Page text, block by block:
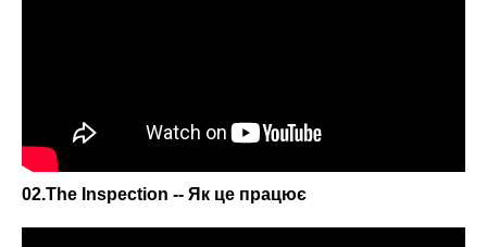
02.The Inspection -- Як це працює